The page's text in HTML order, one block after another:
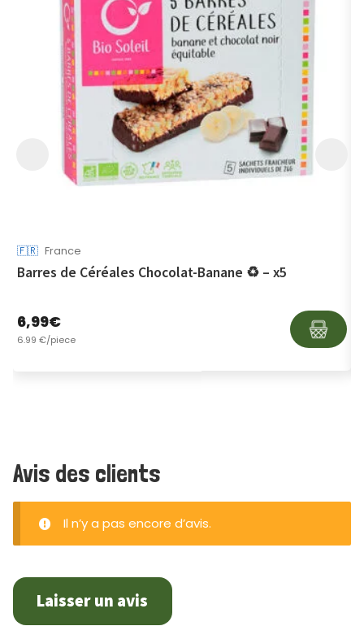
🇫🇷 France
Barres de Céréales Chocolat-Banane ♻ – x5
6,99€
6.99 €/piece
Avis des clients
Il n’y a pas encore d’avis.
Laisser un avis